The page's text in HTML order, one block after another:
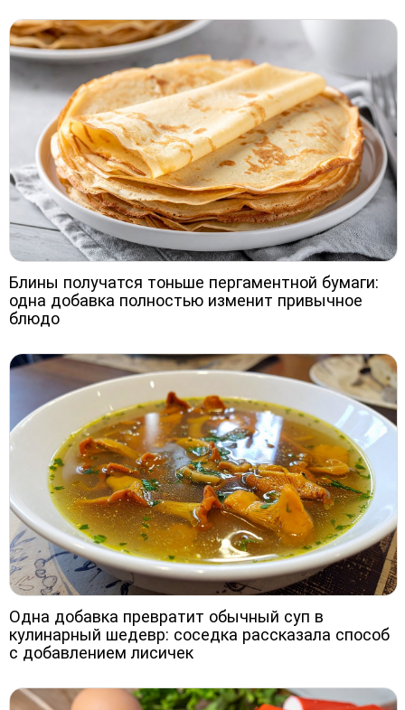
Блины получатся тоньше пергаментной бумаги:
одна добавка полностью изменит привычное
блюдо
Одна добавка превратит обычный суп в
кулинарный шедевр: соседка рассказала способ
с добавлением лисичек